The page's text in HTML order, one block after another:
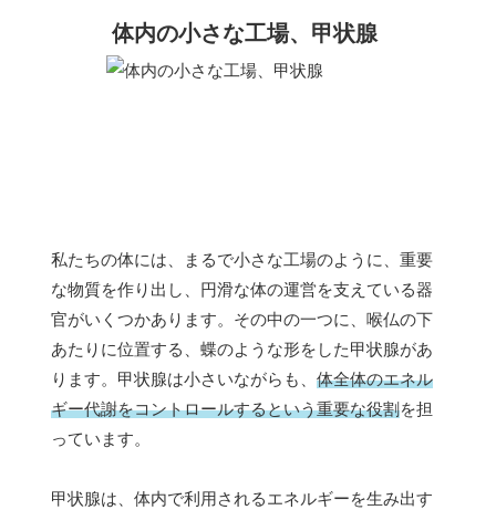
体内の小さな工場、甲状腺
私たちの体には、まるで小さな工場のように、重要
な物質を作り出し、円滑な体の運営を支えている器
官がいくつかあります。その中の一つに、喉仏の下
あたりに位置する、蝶のような形をした甲状腺があ
ります。甲状腺は小さいながらも、 体全体のエネル
ギー代謝をコントロールするという重要な役割を担
っています。
甲状腺は、体内で利用されるエネルギーを生み出す